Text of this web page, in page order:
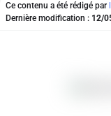
Ce contenu a été rédigé par
Dernière modification : 12/